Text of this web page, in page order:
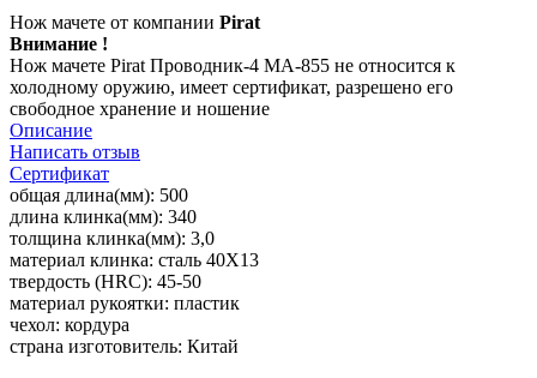
Нож мачете от компании Pirat
Внимание !
Нож мачете Pirat Проводник-4 MA-855 не относится к
холодному оружию, имеет сертификат, разрешено его
свободное хранение и ношение
Описание
Написать отзыв
Сертификат
общая длина(мм): 500
длина клинка(мм): 340
толщина клинка(мм): 3,0
материал клинка: сталь 40Х13
твердость (HRC): 45-50
материал рукоятки: пластик
чехол: кордура
страна изготовитель: Китай